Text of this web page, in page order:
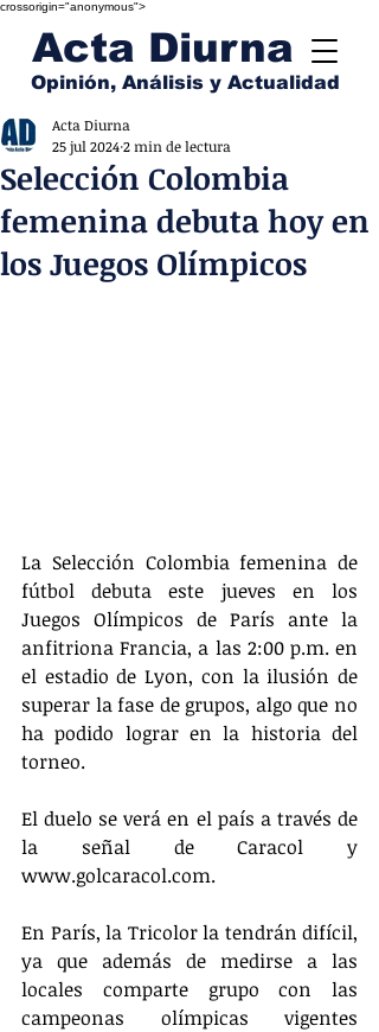
crossorigin="anonymous">
Acta Diurna
Opinión, Análisis y Actualidad
Selección Colombia
femenina debuta hoy en
los Juegos Olímpicos
Acta Diurna
25 jul 20242 min de lectura
La Selección Colombia femenina de
fútbol debuta este jueves en los
Juegos Olímpicos de París ante la
anfitriona Francia, a las 2:00 p.m. en
el estadio de Lyon, con la ilusión de
superar la fase de grupos, algo que no
ha podido lograr en la historia del
torneo.
El duelo se verá en el país a través de
la señal de Caracol y
www.golcaracol.com.
En París, la Tricolor la tendrán difícil,
ya que además de medirse a las
locales comparte grupo con las
campeonas olímpicas vigentes